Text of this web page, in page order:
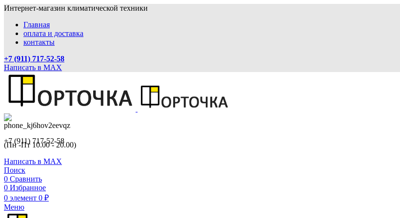
Интернет-магазин климатической техники
Главная
оплата и доставка
контакты
+7 (911) 717-52-58
Написать в MAX
+7 (911) 717-52-58
(Пн -Пт 10.00 - 20.00)
Написать в MAX
Поиск
0 Сравнить
0 Избранное
0 элемент 0 ₽
Меню